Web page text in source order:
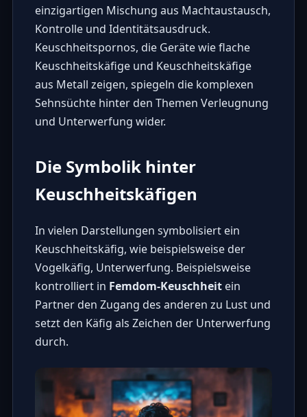
einzigartigen Mischung aus Machtaustausch,
Kontrolle und Identitätsausdruck.
Keuschheitspornos, die Geräte wieflache
Keuschheitskäfigeund Keuschheitskäfige
aus Metall zeigen, spiegeln die komplexen
Sehnsüchte hinter den Themen Verleugnung
und Unterwerfung wider.
Die Symbolik hinter
Keuschheitskäfigen
In vielen Darstellungen symbolisiert ein
Keuschheitskäfig, wie beispielsweise der
Vogelkäfig, Unterwerfung. Beispielsweise
kontrolliert in Femdom-Keuschheitein
Partner den Zugang des anderen zu Lust und
setzt den Käfig als Zeichen der Unterwerfung
durch.